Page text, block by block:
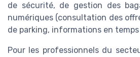
de sécurité, de gestion des
numériques (consultation des
de parking, informations en temps
Pour les professionnels du